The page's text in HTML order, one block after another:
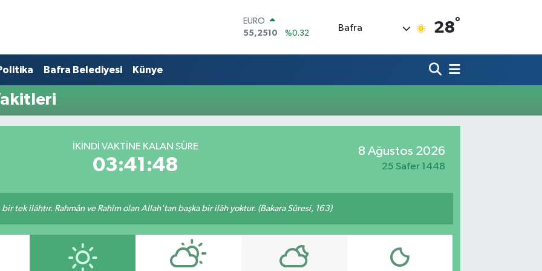
EURO
55,2510
%0.32
BITCOIN
Bafra 28°
Bafra Belediyesi Künye
İKINDI VAKTINE KALAN SÜRE
03:41:48
8 Ağustos 2026
25 Safer 1448
bir tek ilâhtır. Rahmân ve Rahîm olan Allah'tan başka bir ilâh yoktur. (Bakara Sûresi, 163)